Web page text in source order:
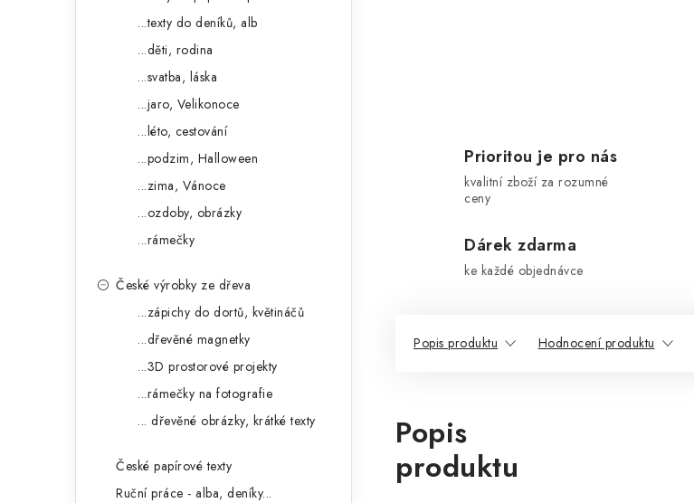
...texty do deníků, alb
...děti, rodina
...svatba, láska
...jaro, Velikonoce
...léto, cestování
...podzim, Halloween
...zima, Vánoce
...ozdoby, obrázky
...rámečky
České výrobky ze dřeva
...zápichy do dortů, květináčů
...dřevěné magnetky
...3D prostorové projekty
...rámečky na fotografie
... dřevěné obrázky, krátké texty
České papírové texty
Ruční práce - alba, deníky...
Prioritou je pro nás
kvalitní zboží za rozumné
ceny
Dárek zdarma
ke každé objednávce
Popis produktu Hodnocení produktu
Popis
produktu